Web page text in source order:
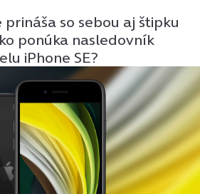
so sebou aj štipku
ponúka nasledovník
iPhone SE?